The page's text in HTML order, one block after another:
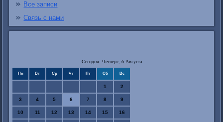
Все записи
Связь с нами
Сегодня: Четверг, 6 Августа
Пн Вт Ср Чт Пт Сб Вс
1 2
3 4 5 6 7 8 9
10 11 12 13 14 15 16